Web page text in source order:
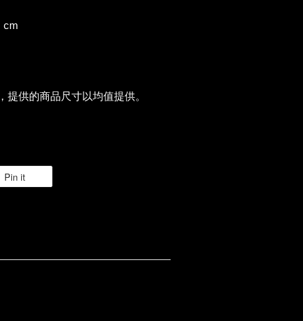
cm
供的商品尺寸以均值提供。
Pin it